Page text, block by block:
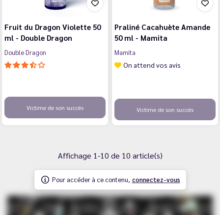
Fruit du Dragon Violette 50
ml - Double Dragon
Double Dragon
Victime de son succès
Praliné Cacahuète Amande
50 ml - Mamita
Mamita
On attend vos avis
Victime de son succès
Affichage 1-10 de 10 article(s)
Pour accéder à ce contenu, connectez-vous